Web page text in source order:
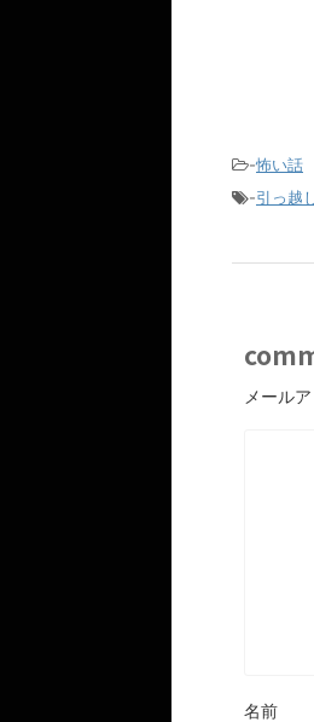
-怖い話
-引っ越
メール
名前